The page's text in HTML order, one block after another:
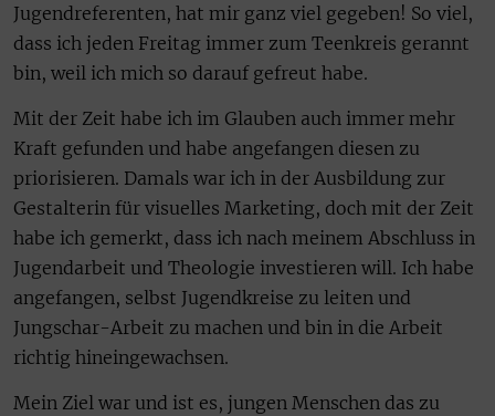
Jugendreferenten, hat mir ganz viel gegeben! So viel,
dass ich jeden Freitag immer zum Teenkreis gerannt
bin, weil ich mich so darauf gefreut habe.
Mit der Zeit habe ich im Glauben auch immer mehr
Kraft gefunden und habe angefangen diesen zu
priorisieren. Damals war ich in der Ausbildung zur
Gestalterin für visuelles Marketing, doch mit der Zeit
habe ich gemerkt, dass ich nach meinem Abschluss in
Jugendarbeit und Theologie investieren will. Ich habe
angefangen, selbst Jugendkreise zu leiten und
Jungschar-Arbeit zu machen und bin in die Arbeit
richtig hineingewachsen.
Mein Ziel war und ist es, jungen Menschen das zu